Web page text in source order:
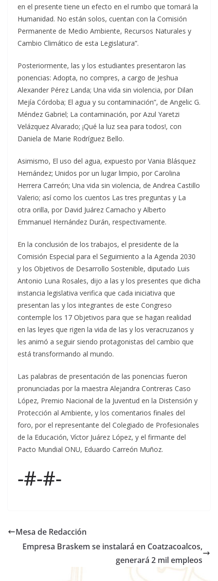
en el presente tiene un efecto en el rumbo que tomará la
Humanidad. No están solos, cuentan con la Comisión
Permanente de Medio Ambiente, Recursos Naturales y
Cambio Climático de esta Legislatura”.
Posteriormente, las y los estudiantes presentaron las
ponencias: Adopta, no compres, a cargo de Jeshua
Alexander Pérez Landa; Una vida sin violencia, por Dilan
Mejía Córdoba; El agua y su contaminación”, de Angelic G.
Méndez Gabriel; La contaminación, por Azul Yaretzi
Velázquez Alvarado; ¡Qué la luz sea para todos!, con
Daniela de Marie Rodríguez Bello.
Asimismo, El uso del agua, expuesto por Vania Blásquez
Hernández; Unidos por un lugar limpio, por Carolina
Herrera Carreón; Una vida sin violencia, de Andrea Castillo
Valerio; así como los cuentos Las tres preguntas y La
otra orilla, por David Juárez Camacho y Alberto
Emmanuel Hernández Durán, respectivamente.
En la conclusión de los trabajos, el presidente de la
Comisión Especial para el Seguimiento a la Agenda 2030
y los Objetivos de Desarrollo Sostenible, diputado Luis
Antonio Luna Rosales, dijo a las y los presentes que dicha
instancia legislativa verifica que cada iniciativa que
presentan las y los integrantes de este Congreso
contemple los 17 Objetivos para que se hagan realidad
en las leyes que rigen la vida de las y los veracruzanos y
les animó a seguir siendo protagonistas del cambio que
está transformando al mundo.
Las palabras de presentación de las ponencias fueron
pronunciadas por la maestra Alejandra Contreras Caso
López, Premio Nacional de la Juventud en la Distensión y
Protección al Ambiente, y los comentarios finales del
foro, por el representante del Colegiado de Profesionales
de la Educación, Víctor Juárez López, y el firmante del
Pacto Mundial ONU, Eduardo Carreón Muñoz.
-#-#-
Mesa de Redacción
Empresa Braskem se instalará en Coatzacoalcos,
generará 2 mil empleos